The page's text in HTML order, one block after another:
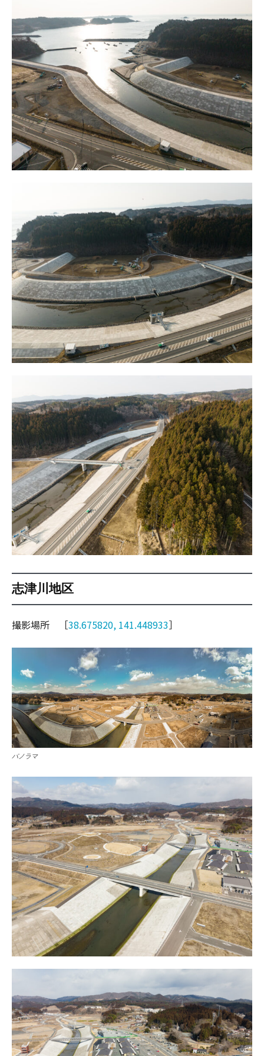
志津川地区
撮影場所 ［38.675820, 141.448933］
パノラマ